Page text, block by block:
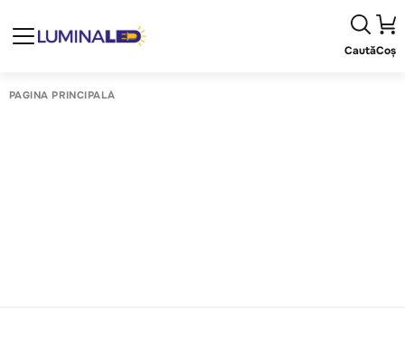
CautăCoș
PAGINA PRINCIPALĂ